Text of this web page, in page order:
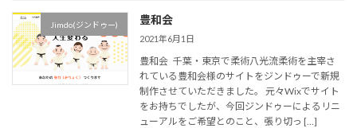
Jimdo(ジンドゥー) 豊和会
2021年6月1日
豊和会 千葉・東京で柔術八光流柔術を主宰さ
れている豊和会様のサイトをジンドゥーで新規
制作させていただきました。 元々Wixでサイト
をお持ちでしたが、今回ジンドゥーによるリニ
ューアルをご希望とのこと、張り切っ […]